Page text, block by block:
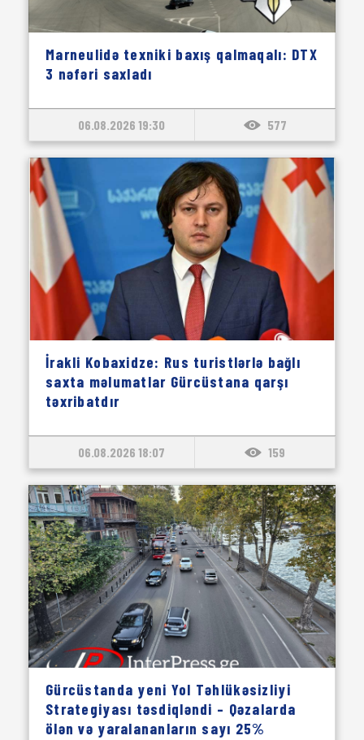
Marneulidə texniki baxış qalmaqalı: DTX
3 nəfəri saxladı
06.08.2026 19:30 577
İrakli Kobaxidze: Rus turistlərlə bağlı
saxta məlumatlar Gürcüstana qarşı
təxribatdır
06.08.2026 18:07 159
Gürcüstanda yeni Yol Təhlükəsizliyi
Strategiyası təsdiqləndi – Qəzalarda
ölən və yaralananların sayı 25%